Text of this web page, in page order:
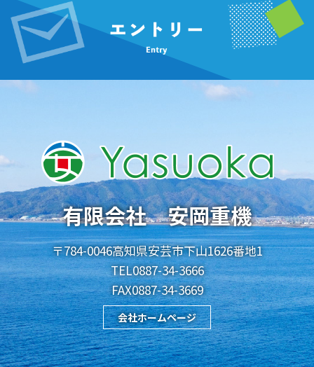
有限会社 安岡重機
〒784-0046高知県安芸市下山1626番地1
TEL0887-34-3666
FAX0887-34-3669
会社ホームページ